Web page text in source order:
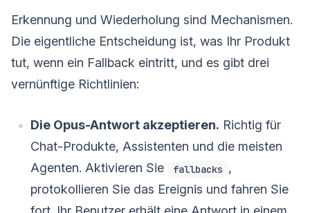
Erkennung und Wiederholung sind Mechanismen.
Die eigentliche Entscheidung ist, was Ihr Produkt
tut, wenn ein Fallback eintritt, und es gibt drei
vernünftige Richtlinien:
Die Opus-Antwort akzeptieren. Richtig für
Chat-Produkte, Assistenten und die meisten
Agenten. Aktivieren Sie
fallbacks ,
protokollieren Sie das Ereignis und fahren Sie